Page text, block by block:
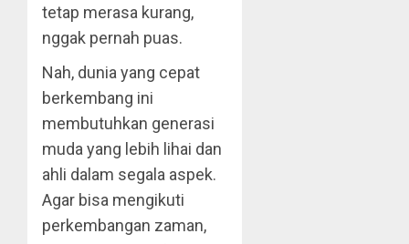
tetap merasa kurang,
nggak pernah puas.
Nah, dunia yang cepat
berkembang ini
membutuhkan generasi
muda yang lebih lihai dan
ahli dalam segala aspek.
Agar bisa mengikuti
perkembangan zaman,